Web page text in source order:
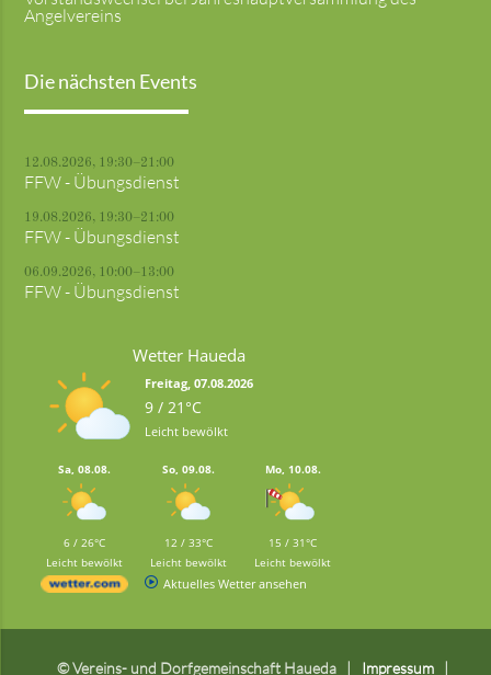
Angelvereins
Die nächsten Events
12.08.2026, 19:30–21:00
FFW - Übungsdienst
19.08.2026, 19:30–21:00
FFW - Übungsdienst
06.09.2026, 10:00–13:00
FFW - Übungsdienst
Wetter Haueda
Freitag, 07.08.2026
9 / 21°C
Leicht bewölkt
Sa, 08.08.
6 / 26°C
Leicht bewölkt
So, 09.08.
12 / 33°C
Leicht bewölkt
Mo, 10.08.
15 / 31°C
Leicht bewölkt
Aktuelles Wetter ansehen
© Vereins- und Dorfgemeinschaft Haueda Impressum